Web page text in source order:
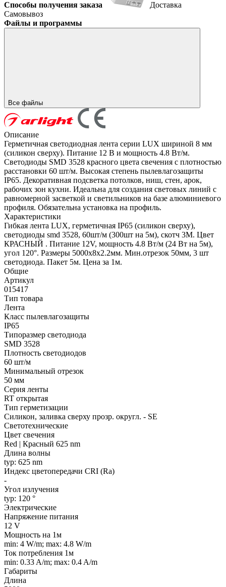
Способы получения заказа
Доставка
Самовывоз
Файлы и программы
Все файлы
Описание
Герметичная светодиодная лента серии LUX шириной 8 мм
(силикон сверху). Питание 12 В и мощность 4.8 Вт/м.
Светодиоды SMD 3528 красного цвета свечения с плотностью
расстановки 60 шт/м. Высокая степень пылевлагозащиты
IP65. Декоративная подсветка потолков, ниш, стен, арок,
рабочих зон кухни. Идеальна для создания световых линий с
равномерной засветкой и светильников на базе алюминиевого
профиля. Обязательна установка на профиль.
Характеристики
Гибкая лента LUX, герметичная IP65 (силикон сверху),
светодиоды smd 3528, 60шт/м (300шт на 5м), скотч 3М. Цвет
КРАСНЫЙ . Питание 12V, мощность 4.8 Вт/м (24 Вт на 5м),
угол 120°. Размеры 5000х8x2.2мм. Мин.отрезок 50мм, 3 шт
светодиода. Пакет 5м. Цена за 1м.
Общие
Артикул
015417
Тип товара
Лента
Класс пылевлагозащиты
IP65
Типоразмер светодиода
SMD 3528
Плотность светодиодов
60 шт/м
Минимальный отрезок
50 мм
Серия ленты
RT открытая
Тип герметизации
Силикон, заливка сверху прозр. округл. - SE
Светотехнические
Цвет свечения
Red | Красный 625 nm
Длина волны
typ: 625 nm
Индекс цветопередачи CRI (Ra)
-
Угол излучения
typ: 120 °
Электрические
Напряжение питания
12 V
Мощность на 1м
min: 4 W/m; max: 4.8 W/m
Ток потребления 1м
min: 0.33 A/m; max: 0.4 A/m
Габариты
Длина